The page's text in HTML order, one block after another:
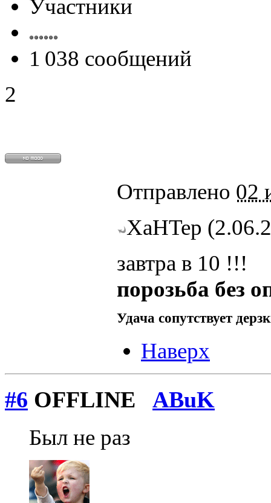
Участники
1 038 сообщений
2
Отправлено 02
XaHTep
завтра в 10 !!!
порозьба без
Удача сопутствует
Наверх
#6 OFFLINE ABuK
Был не раз